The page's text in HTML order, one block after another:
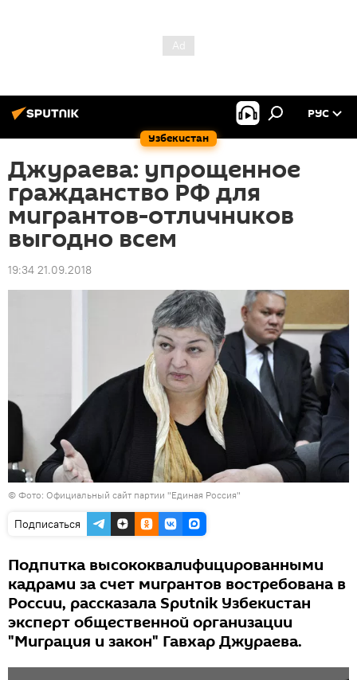
Узбекистан
РУС
Джураева: упрощенное
гражданство РФ для
мигрантов-отличников
выгодно всем
19:34 21.09.2018
© Фото: Официальный сайт партии "Единая Россия"
Подписаться
Подпитка высококвалифицированными
кадрами за счет мигрантов востребована в
России, рассказала Sputnik Узбекистан
эксперт общественной организации
"Миграция и закон" Гавхар Джураева.